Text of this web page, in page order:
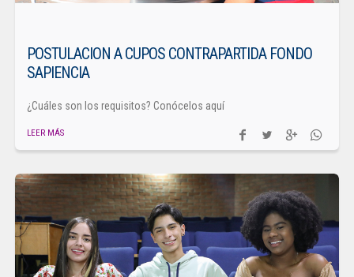
POSTULACION A CUPOS CONTRAPARTIDA FONDO
SAPIENCIA
¿Cuáles son los requisitos? Conócelos aquí
LEER MÁS